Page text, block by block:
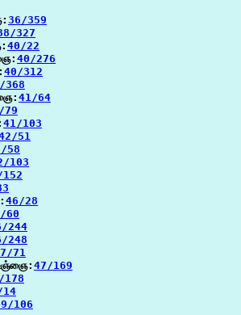
36/359
327
40/22
40/276
40/312
368
41/64
79
41/103
51
58
103
46/28
60
244
248
71
47/169
178
106